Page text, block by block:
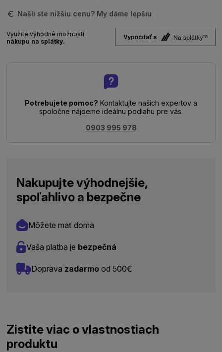
Našli ste nižšiu cenu? My dáme lepšiu
Využite výhodné možnosti
nákupu na splátky.
Potrebujete pomoc? Kontaktujte našich expertov a
spoločne nájdeme ideálnu podlahu pre vás.
0903 995 978
Nakupujte výhodnejšie,
spoľahlivo a bezpečne
Môžete mať doma
Vaša platba je bezpečná
Doprava zadarmo od 500€
Zistite viac o vlastnostiach
produktu